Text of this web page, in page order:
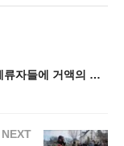
트럼프 자기 추방 거부 불법체류자들에 거액의 벌금 소송으로 징수 본격화
NEXT